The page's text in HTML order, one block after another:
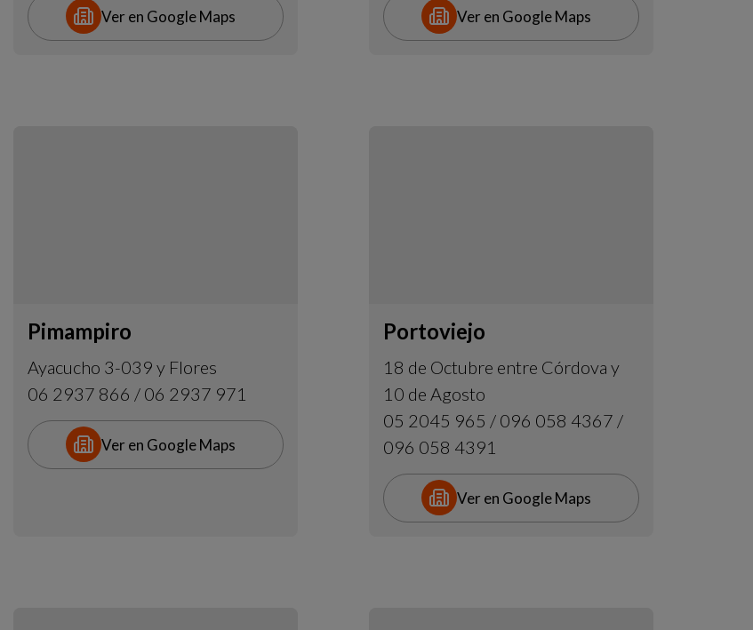
Ver en Google Maps Ver en Google Maps
Pimampiro
Ayacucho 3-039 y Flores
06 2937 866 / 06 2937 971
Ver en Google Maps
Portoviejo
18 de Octubre entre Córdova y
10 de Agosto
05 2045 965 / 096 058 4367 /
096 058 4391
Ver en Google Maps